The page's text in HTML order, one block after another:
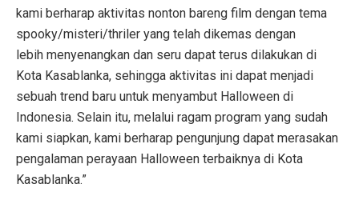
kami berharap aktivitas nonton bareng film dengan tema
spooky/misteri/thriler yang telah dikemas dengan
lebih menyenangkan dan seru dapat terus dilakukan di
Kota Kasablanka, sehingga aktivitas ini dapat menjadi
sebuah trend baru untuk menyambut Halloween di
Indonesia. Selain itu, melalui ragam program yang sudah
kami siapkan, kami berharap pengunjung dapat merasakan
pengalaman perayaan Halloween terbaiknya di Kota
Kasablanka.”